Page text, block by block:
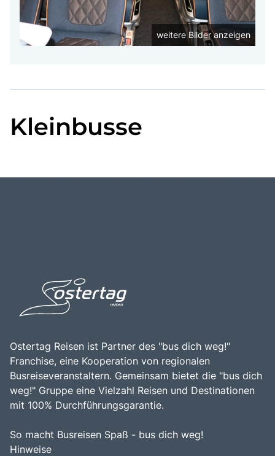
weitere Bilder anzeigen
Kleinbusse
Ostertag Reisen ist Partner des "bus dich weg!"
Franchise, eine Kooperation von regionalen
Busreiseveranstaltern. Gemeinsam bietet die "bus dich
weg!" Gruppe eine Vielzahl Reisen und Destinationen
mit 100% Durchführungsgarantie.
So macht Busreisen Spaß - bus dich weg!
Hinweise